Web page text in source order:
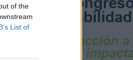
of the
List of